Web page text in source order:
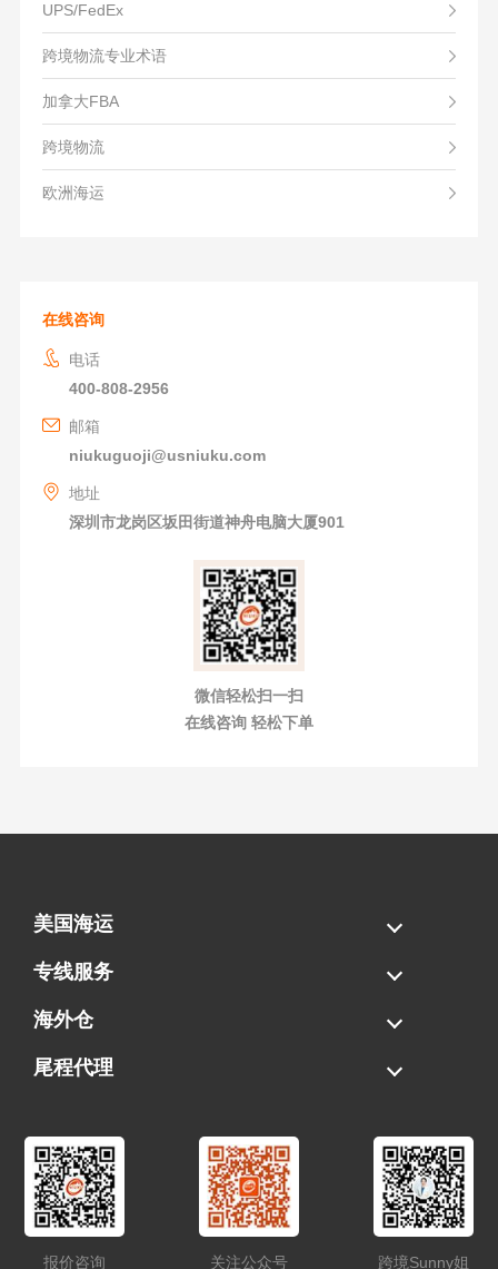
UPS/FedEx
跨境物流专业术语
加拿大FBA
跨境物流
欧洲海运
在线咨询
电话
400-808-2956
邮箱
niukuguoji@usniuku.com
地址
深圳市龙岗区坂田街道神舟电脑大厦901
微信轻松扫一扫
在线咨询 轻松下单
美国海运
海运拼柜
海运整柜
美国海卡
加拿大海运
专线服务
FBA专线直送
超大件专线
AWD专线
电池专线
海外仓
一件代发
FBA中转
贴标换标
拆柜/存储
尾程代理
报价咨询 关注公众号 跨境Sunny姐